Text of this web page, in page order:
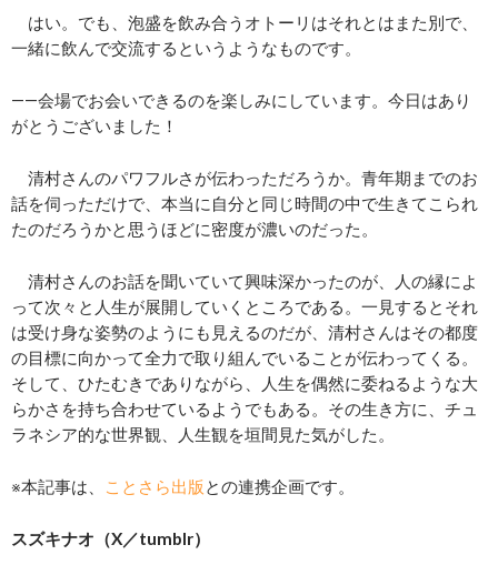
はい。でも、泡盛を飲み合うオトーリはそれとはまた別で、
一緒に飲んで交流するというようなものです。
――会場でお会いできるのを楽しみにしています。今日はあり
がとうございました！
清村さんのパワフルさが伝わっただろうか。青年期までのお
話を伺っただけで、本当に自分と同じ時間の中で生きてこられ
たのだろうかと思うほどに密度が濃いのだった。
清村さんのお話を聞いていて興味深かったのが、人の縁によ
って次々と人生が展開していくところである。一見するとそれ
は受け身な姿勢のようにも見えるのだが、清村さんはその都度
の目標に向かって全力で取り組んでいることが伝わってくる。
そして、ひたむきでありながら、人生を偶然に委ねるような大
らかさを持ち合わせているようでもある。その生き方に、チュ
ラネシア的な世界観、人生観を垣間見た気がした。
※本記事は、 ことさら出版 との連携企画です。
スズキナオ（X／tumblr）